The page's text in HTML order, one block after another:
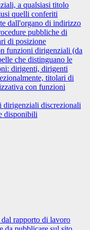
a qualsiasi titolo
quelli conferiti
dall'organo di indirizzo
pubbliche di
di posizione
funzioni dirigenziali (da
che distinguano le
dirigenti, dirigenti
titolari di
con funzioni
dirigenziali discrezionali
disponibili
rapporto di lavoro